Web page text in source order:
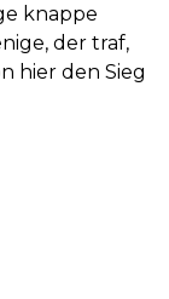
knappe
der traf,
hier den Sieg